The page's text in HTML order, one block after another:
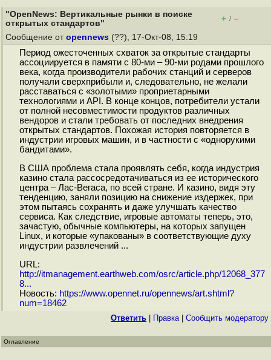
"OpenNews: Вертикальные рынки в поиске
открытых стандартов"
+ / –
Сообщение от opennews (??), 17-Окт-08, 15:19
Период ожесточенных схваток за открытые стандарты
ассоциируется в памяти с 80-ми – 90-ми родами прошлого
века, когда производители рабочих станций и серверов
получали сверхприбыли и, следовательно, не желали
расставаться с «золотыми» проприетарными
технологиями и API. В конце концов, потребители устали
от полной несовместимости продуктов различных
вендоров и стали требовать от последних внедрения
открытых стандартов. Похожая история повторяется в
индустрии игровых машин, и в частности с «однорукими
бандитами».
В США проблема стала проявлять себя, когда индустрия
казино стала рассосредотачиваться из ее исторического
центра – Лас-Вегаса, по всей стране. И казино, видя эту
тенденцию, заняли позицию на снижение издержек, при
этом пытаясь сохранять и даже улучшать качество
сервиса. Как следствие, игровые автоматы теперь, это,
зачастую, обычные компьютеры, на которых запущен
Linux, и которые «упакованы» в соответствующие духу
индустрии развлечений ...
URL:
http://itmanagement.earthweb.com/osrc/article.php/12068_377
8...
Новость: https://www.opennet.ru/opennews/art.shtml?
num=18462
Ответить Правка| Cообщить модератору
Оглавление